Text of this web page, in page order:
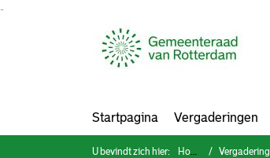
Startpagina Vergaderingen
U bevindt zich hier: Home Vergaderingen